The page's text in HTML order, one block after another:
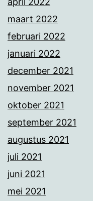
maart 2022
februari 2022
januari 2022
december 2021
november 2021
oktober 2021
september 2021
augustus 2021
juli 2021
juni 2021
mei 2021